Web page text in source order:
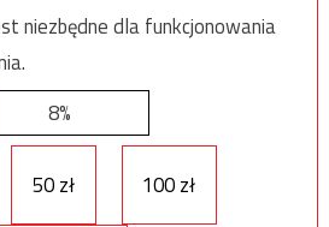
niezbędne dla funkcjonowania
8%
50 zł 100 zł